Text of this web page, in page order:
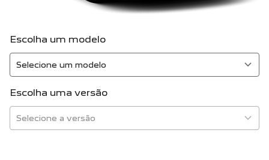
Escolha um modelo
Escolha uma versão